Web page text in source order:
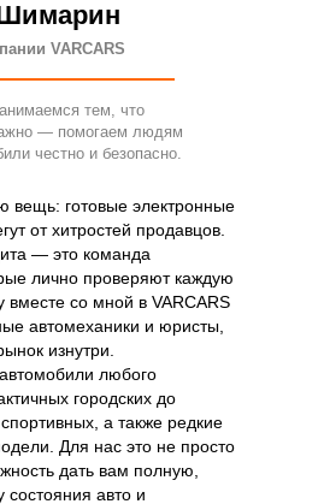
вещь: готовые электронные
от хитростей продавцов.
— это команда
лично проверяют каждую
вместе со мной в VARCARS
автомеханики и юристы,
изнутри.
любого
городских до
а также редкие
Для нас это не просто
дать вам полную,
состояния авто и
VARCARS
тем, что
— помогаем людям
честно и безопасно.